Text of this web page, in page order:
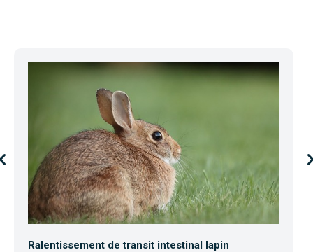
Ralentissement de transit intestinal lapin